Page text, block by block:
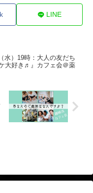
LINE
水）19時：大人の友だち
大好き♬』カフェ会＠薬